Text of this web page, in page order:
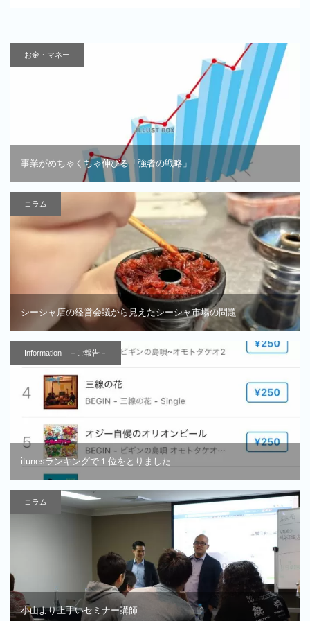
お金・マネー
事業がめちゃくちゃ伸びる「強者の戦略」
コラム
シーシャ店の経営会議から見えたシーシャ市場の問題
Information －ご報告－
itunesランキングで１位をとりました
コラム
小山より上手いセミナー講師